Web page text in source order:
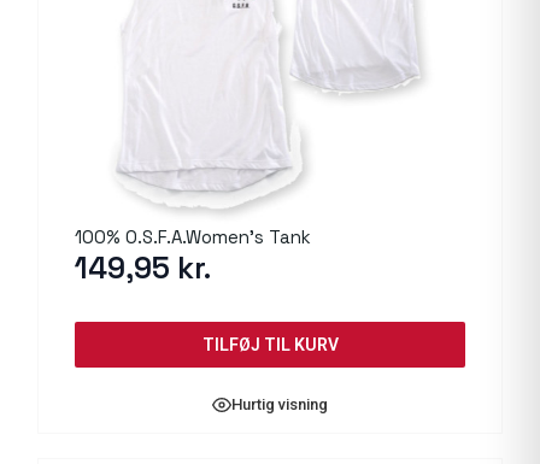
100% O.S.F.A.Women’s Tank
149,95 kr.
TILFØJ TIL KURV
Hurtig visning